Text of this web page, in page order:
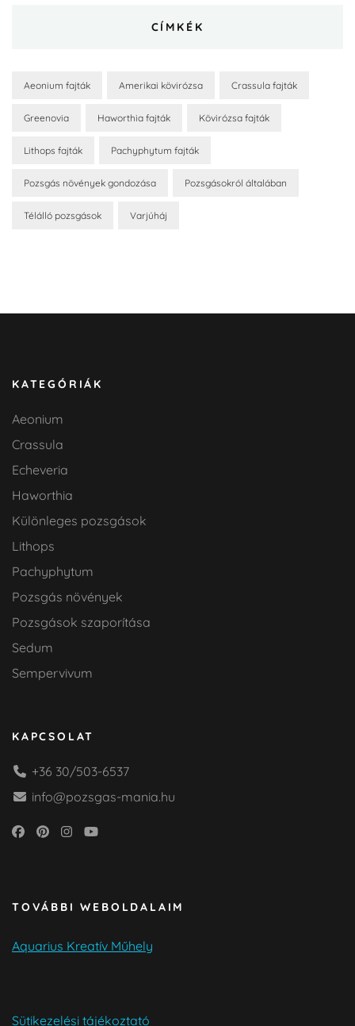
CÍMKÉK
Aeonium fajták Amerikai kövirózsa Crassula fajták
Greenovia Haworthia fajták Kövirózsa fajták
Lithops fajták Pachyphytum fajták
Pozsgás növények gondozása Pozsgásokról általában
Télálló pozsgások Varjúháj
KATEGÓRIÁK
Aeonium
Crassula
Echeveria
Haworthia
Különleges pozsgások
Lithops
Pachyphytum
Pozsgás növények
Pozsgások szaporítása
Sedum
Sempervivum
KAPCSOLAT
+36 30/503-6537
info@pozsgas-mania.hu
TOVÁBBI WEBOLDALAIM
Aquarius Kreatív Műhely
Sütikezelési tájékoztató